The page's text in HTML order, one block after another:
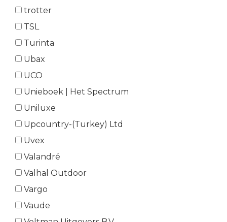
trotter
TSL
Turinta
Ubax
UCO
Unieboek | Het Spectrum
Uniluxe
Upcountry-(Turkey) Ltd
Uvex
Valandré
Valhal Outdoor
Vargo
Vaude